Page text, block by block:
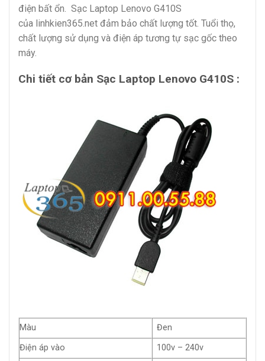
điện bất ổn. Sạc Laptop Lenovo G410S
của linhkien365.net đảm bảo chất lượng tốt. Tuổi thọ,
chất lượng sử dụng và điện áp tương tự sạc gốc theo
máy.
Chi tiết cơ bản Sạc Laptop Lenovo G410S :
Màu
Đen
Điện áp vào
100v – 240v